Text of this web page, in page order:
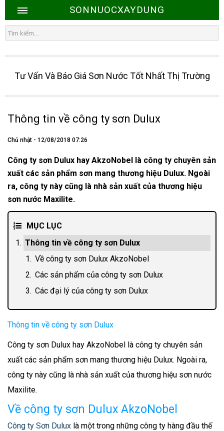
SONNUOCXAYDUNG
Tư Vấn Và Báo Giá Sơn Nước Tốt Nhất Thị Trường
Thông tin về công ty sơn Dulux
Chủ nhật - 12/08/2018 07:26
Công ty sơn Dulux hay AkzoNobel là công ty chuyên sản
xuất các sản phẩm sơn mang thương hiệu Dulux. Ngoài
ra, công ty này cũng là nhà sản xuất của thương hiệu
sơn nước Maxilite.
MỤC LỤC
Thông tin về công ty sơn Dulux
Về công ty sơn Dulux AkzoNobel
Các sản phẩm của công ty sơn Dulux
Các đại lý của công ty sơn Dulux
Thông tin về công ty sơn Dulux
Công ty sơn Dulux hay AkzoNobel là công ty chuyên sản
xuất các sản phẩm sơn mang thương hiệu Dulux. Ngoài ra,
công ty này cũng là nhà sản xuất của thương hiệu sơn nước
Maxilite.
Về công ty sơn Dulux AkzoNobel
Công ty Sơn Dulux là một trong những công ty hàng đầu thế